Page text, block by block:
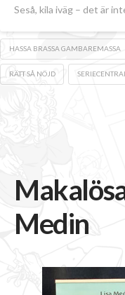
Seså, kila iväg – det är
HASSA BRASSA GAMBAREMASSA
RÄTT SÅ NÖJD
Medin